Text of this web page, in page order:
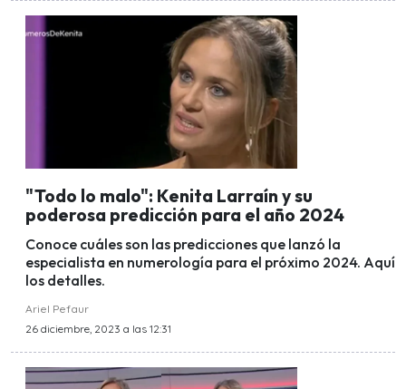
"Todo lo malo": Kenita Larraín y su
poderosa predicción para el año 2024
Conoce cuáles son las predicciones que lanzó la
especialista en numerología para el próximo 2024. Aquí
los detalles.
Ariel Pefaur
26 diciembre, 2023 a las 12:31